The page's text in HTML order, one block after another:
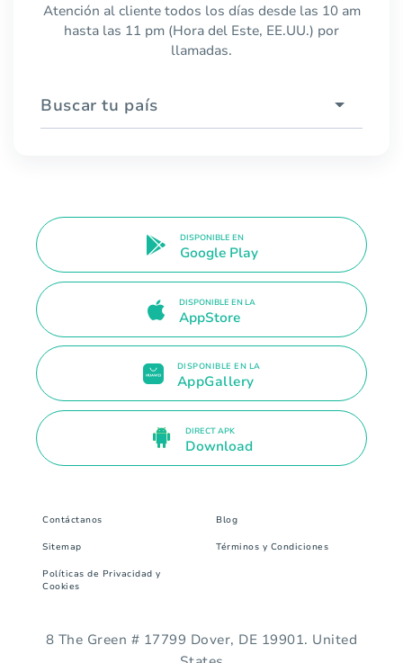
Atención al cliente todos los días desde las 10 am
hasta las 11 pm (Hora del Este, EE.UU.) por
llamadas.
Buscar tu país
DISPONIBLE EN
Google Play
DISPONIBLE EN LA
AppStore
DISPONIBLE EN LA
AppGallery
DIRECT APK
Download
Contáctanos Blog
Sitemap Términos y Condiciones
Políticas de Privacidad y
Cookies
8 The Green # 17799 Dover, DE 19901. United